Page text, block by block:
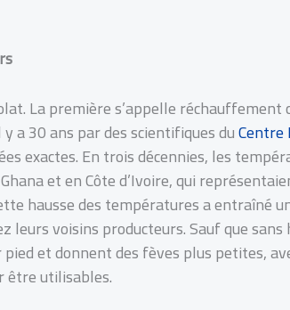
La première s’appelle réchauffement
a 30 ans par des scientifiques du
exactes. En trois décennies, les
et en Côte d’Ivoire, qui
hausse des températures a entraîné
leurs voisins producteurs. Sauf que
et donnent des fèves plus petites,
être utilisables.